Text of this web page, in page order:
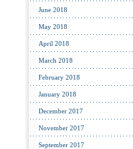
June 2018
May 2018
April 2018
March 2018
February 2018
January 2018
December 2017
November 2017
September 2017